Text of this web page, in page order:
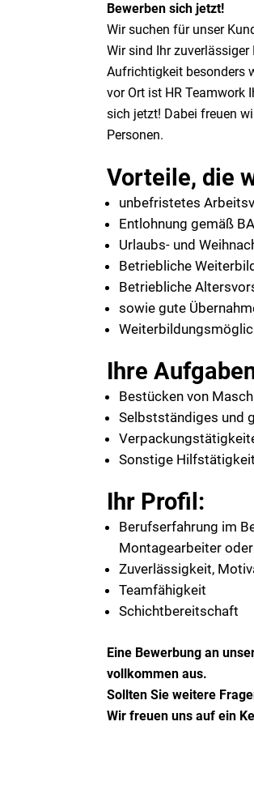
Bewerben sich jetzt!
Wir suchen für unser
Wir sind Ihr
Aufrichtigkeit besonders
vor Ort ist HR Teamwork
sich jetzt! Dabei freuen
Personen.
Vorteile, die
unbefristetes
Entlohnung gemäß
Urlaubs- und
Betriebliche
Betriebliche
sowie gute
Ihre
Bestücken von
Selbstständiges und
Sonstige
Ihr Profil:
Berufserfahrung im
Montagearbeiter
Zuverlässigkeit,
Teamfähigkeit
Schichtbereitschaft
Eine Bewerbung an
vollkommen aus.
Sollten Sie weitere
Wir freuen uns auf ein